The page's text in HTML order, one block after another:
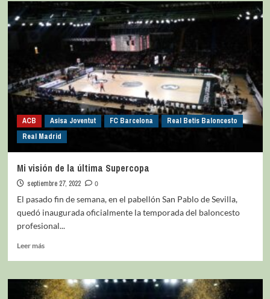
ACB Asisa Joventut FC Barcelona
Real Betis Baloncesto
Real Madrid
Mi visión de la última Supercopa
septiembre 27, 2022
0
El pasado fin de semana, en el pabellón San Pablo de Sevilla,
quedó inaugurada oficialmente la temporada del baloncesto
profesional...
Leer más